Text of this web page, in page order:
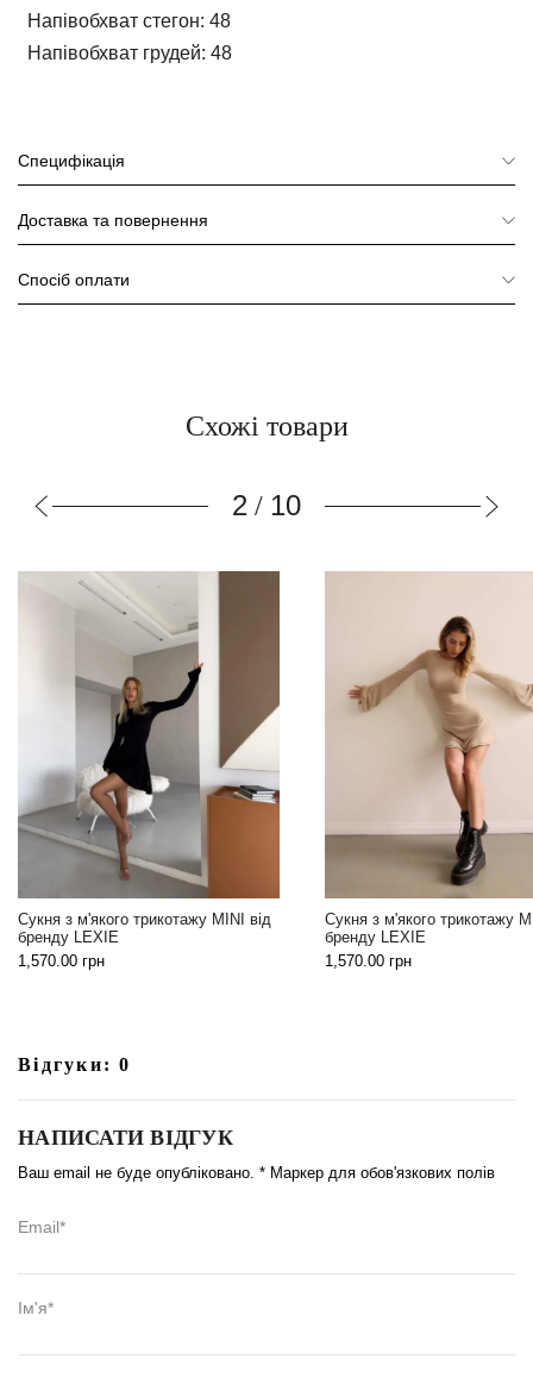
Напівобхват стегон: 48
Напівобхват грудей: 48
Специфікація
Доставка та повернення
Спосіб оплати
Схожі товари
2 / 10
Сукня з м'якого трикотажу MINI від
бренду LEXIE
1,570.00 грн
Сукня з м'якого трикотажу
бренду LEXIE
1,570.00 грн
Відгуки: 0
НАПИСАТИ ВІДГУК
Ваш email не буде опубліковано. * Маркер для обов'язкових полів
Email*
Ім'я*